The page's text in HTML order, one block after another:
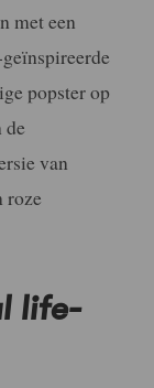
met een
popster op
de
van
roze
life-